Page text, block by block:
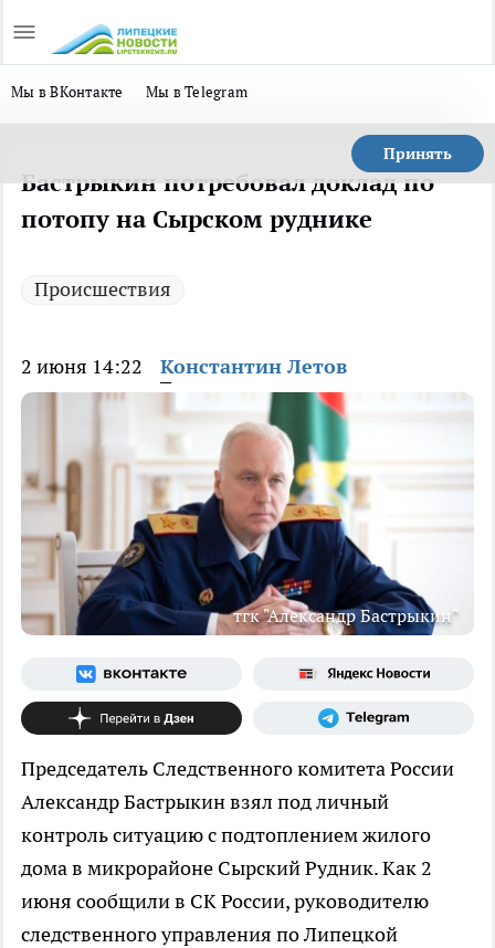
Мы в ВКонтакте Мы в Telegram
Принять
Бастрыкин потребовал доклад по
потопу на Сырском руднике
Происшествия
2 июня 14:22 Константин Летов
тгк "Александр Бастрыкин"
Председатель Следственного комитета России
Александр Бастрыкин взял под личный
контроль ситуацию с подтоплением жилого
дома в микрорайоне Сырский Рудник. Как 2
июня сообщили в СК России, руководителю
следственного управления по Липецкой